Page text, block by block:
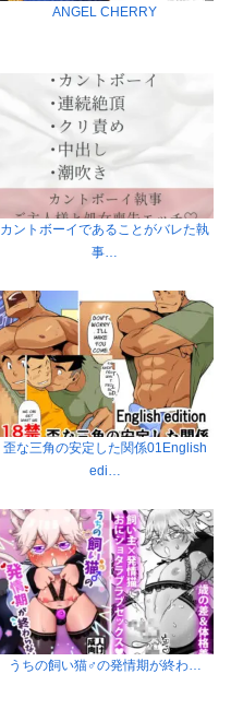
ANGEL CHERRY
カントボーイであることがバレた執
事…
歪な三角の安定した関係01English
edi…
うちの飼い猫♂の発情期が終わ…